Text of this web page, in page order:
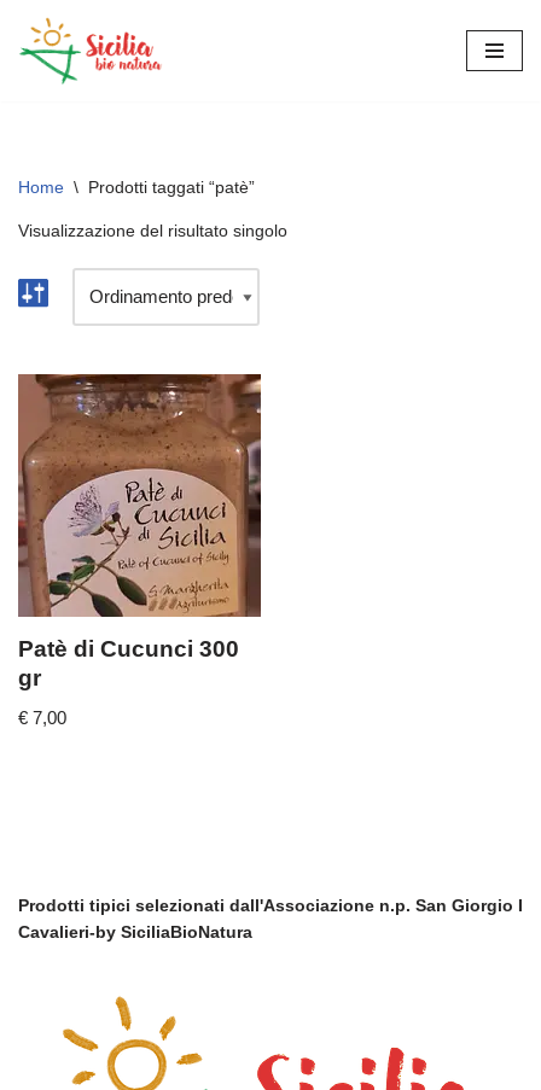
Vai
Home \ Prodotti taggati “patè”
Visualizzazione del risultato singolo
Patè di Cucunci 300
gr
€ 7,00
Prodotti tipici selezionati dall'Associazione n.p. San Giorgio I
Cavalieri-by SiciliaBioNatura